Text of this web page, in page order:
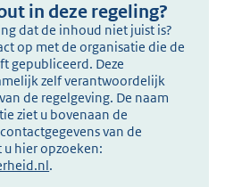
in deze regeling?
dat de inhoud niet juist is?
op met de organisatie die de
gepubliceerd. Deze
zelf verantwoordelijk
de regelgeving. De naam
ziet u bovenaan de
van de
hier opzoeken:
.